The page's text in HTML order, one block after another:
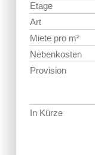
Etage
Art
Miete pro m²
Nebenkosten
Provision
In Kürze